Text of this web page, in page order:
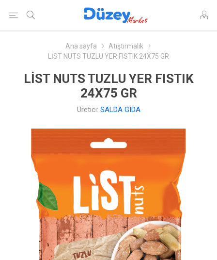
Ana sayfa
Atıştırmalık
LİST NUTS TUZLU YER FISTIK 24X75 GR
LİST NUTS TUZLU YER FISTIK
24X75 GR
Üretici: SALDA GIDA